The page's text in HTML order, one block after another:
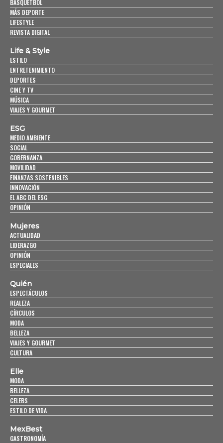
BASQUETBOL
MÁS DEPORTE
LIFESTYLE
REVISTA DIGITAL
Life & Style
ESTILO
ENTRETENIMIENTO
DEPORTES
CINE Y TV
MÚSICA
VIAJES Y GOURMET
ESG
MEDIO AMBIENTE
SOCIAL
GOBERNANZA
MOVILIDAD
FINANZAS SOSTENIBLES
INNOVACIÓN
EL ABC DEL ESG
OPINIÓN
Mujeres
ACTUALIDAD
LIDERAZGO
OPINIÓN
ESPECIALES
Quién
ESPECTÁCULOS
REALEZA
CÍRCULOS
MODA
BELLEZA
VIAJES Y GOURMET
CULTURA
Elle
MODA
BELLEZA
CELEBS
ESTILO DE VIDA
MexBest
GASTRONOMÍA